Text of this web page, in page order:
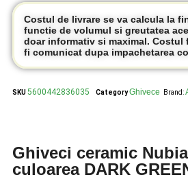
Costul de livrare se va calcula la
functie de volumul si greutatea
doar informativ si maximal. Costul
fi comunicat dupa impachetarea
SKU5600442836035 CategoryGhivece Brand:
Ghiveci ceramic
culoarea DARK